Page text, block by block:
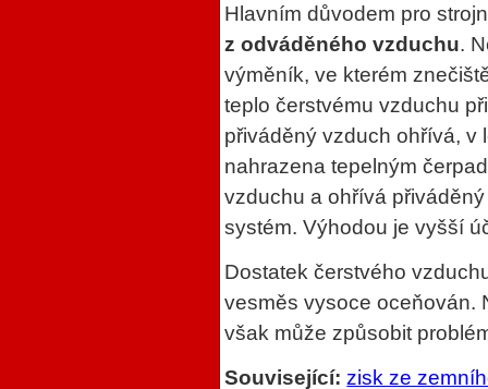
Hlavním důvodem pro
z odváděného vzduchu.
výměník, ve kterém
teplo čerstvému vzduchu
přiváděný vzduch ohřívá, v
nahrazena tepelným
vzduchu a ohřívá
systém. Výhodou je vyšší
Dostatek čerstvého
vesměs vysoce oceňován.
však může způsobit
Související: zisk ze